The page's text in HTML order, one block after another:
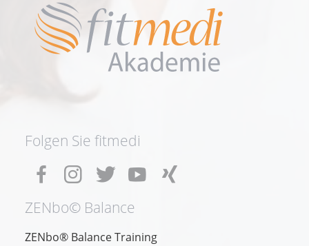
Folgen Sie fitmedi
ZENbo© Balance
ZENbo® Balance Training